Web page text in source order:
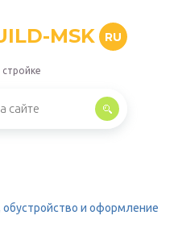
MSK RU
и оформление